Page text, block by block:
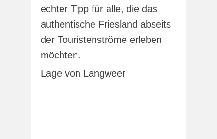
echter Tipp für alle, die das
authentische Friesland abseits
der Touristenströme erleben
möchten.
Lage von Langweer